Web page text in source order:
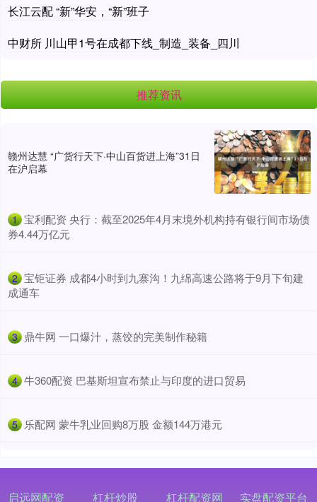
长江云配 “新”华安，“新”班子
中财所 川山甲1号在成都下线_制造_装备_四川
推荐资讯
赣州达慧 “广货行天下·中山百货进上海”31日
在沪启幕
1 ​宝利配资 央行：截至2025年4月末境外机构持有银行间市场债
券4.44万亿元
2 ​宝钜证券 成都4小时到九寨沟！九绵高速公路将于9月下旬建
成通车
3 ​鼎牛网 一口爆汁，蒸饺的完美制作秘籍
4 ​牛360配资 巴基斯坦宣布禁止与印度的进口贸易
5 ​乐配网 蒙牛乳业回购8万股 金额144万港元
启远网配资 杠杆炒股 杠杆配资网 实盘配资平台